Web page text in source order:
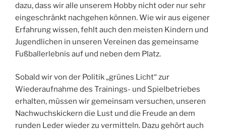
dazu, dass wir alle unserem Hobby nicht oder nur sehr
eingeschränkt nachgehen können. Wie wir aus eigener
Erfahrung wissen, fehlt auch den meisten Kindern und
Jugendlichen in unseren Vereinen das gemeinsame
Fußballerlebnis auf und neben dem Platz.
Sobald wir von der Politik „grünes Licht“ zur
Wiederaufnahme des Trainings- und Spielbetriebes
erhalten, müssen wir gemeinsam versuchen, unseren
Nachwuchskickern die Lust und die Freude an dem
runden Leder wieder zu vermitteln. Dazu gehört auch